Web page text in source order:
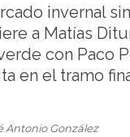
invernal
a Matías
con Paco
en el tramo
Antonio González